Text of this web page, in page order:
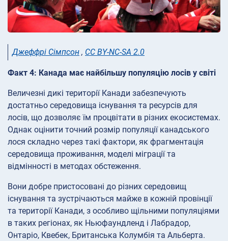
Джеффрі Сімпсон , CC BY-NC-SA 2.0
Факт 4: Канада має найбільшу популяцію лосів у світі
Величезні дикі території Канади забезпечують
достатньо середовища існування та ресурсів для
лосів, що дозволяє їм процвітати в різних екосистемах.
Однак оцінити точний розмір популяції канадського
лося складно через такі фактори, як фрагментація
середовища проживання, моделі міграції та
відмінності в методах обстеження.
Вони добре пристосовані до різних середовищ
існування та зустрічаються майже в кожній провінції
та території Канади, з особливо щільними популяціями
в таких регіонах, як Ньюфаундленд і Лабрадор,
Онтаріо, Квебек, Британська Колумбія та Альберта.